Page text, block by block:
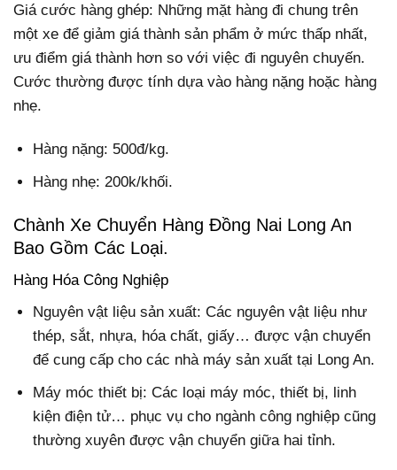
Giá cước hàng ghép: Những mặt hàng đi chung trên
một xe để giảm giá thành sản phẩm ở mức thấp nhất,
ưu điểm giá thành hơn so với việc đi nguyên chuyến.
Cước thường được tính dựa vào hàng nặng hoặc hàng
nhẹ.
Hàng nặng: 500đ/kg.
Hàng nhẹ: 200k/khối.
Chành Xe Chuyển Hàng Đồng Nai Long An
Bao Gồm Các Loại.
Hàng Hóa Công Nghiệp
Nguyên vật liệu sản xuất: Các nguyên vật liệu như
thép, sắt, nhựa, hóa chất, giấy… được vận chuyển
để cung cấp cho các nhà máy sản xuất tại Long An.
Máy móc thiết bị: Các loại máy móc, thiết bị, linh
kiện điện tử… phục vụ cho ngành công nghiệp cũng
thường xuyên được vận chuyển giữa hai tỉnh.